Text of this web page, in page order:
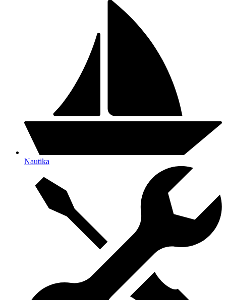
Nautika